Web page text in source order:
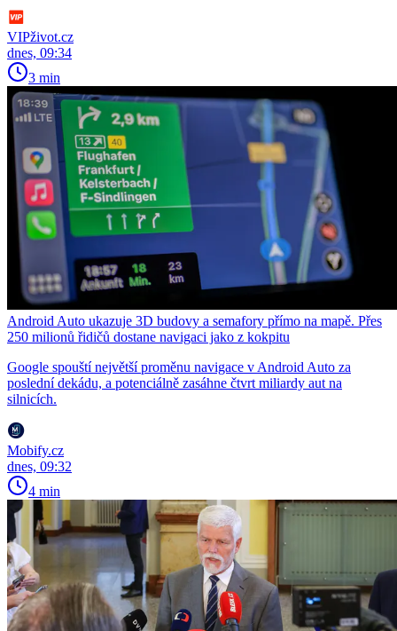
VIPživot.cz
dnes, 09:34
3 min
Android Auto ukazuje 3D budovy a semafory přímo na mapě. Přes
250 milionů řidičů dostane navigaci jako z kokpitu
Google spouští největší proměnu navigace v Android Auto za
poslední dekádu, a potenciálně zasáhne čtvrt miliardy aut na
silnicích.
Mobify.cz
dnes, 09:32
4 min